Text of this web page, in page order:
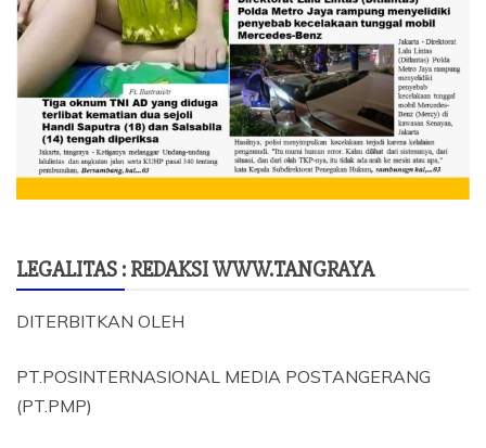
LEGALITAS : REDAKSI WWW.TANGRAYA
DITERBITKAN OLEH
PT.POSINTERNASIONAL MEDIA POSTANGERANG
(PT.PMP)